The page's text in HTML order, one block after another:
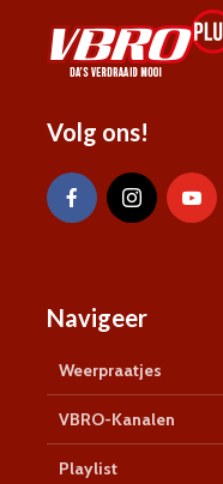
Volg ons!
Navigeer
Weerpraatjes
VBRO-Kanalen
Playlist